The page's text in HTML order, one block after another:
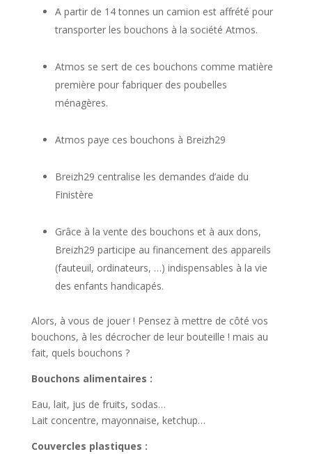
A partir de 14 tonnes un camion est affrété pour
transporter les bouchons à la société Atmos.
Atmos se sert de ces bouchons comme matière
première pour fabriquer des poubelles
ménagères.
Atmos paye ces bouchons à Breizh29
Breizh29 centralise les demandes d’aide du
Finistère
Grâce à la vente des bouchons et à aux dons,
Breizh29 participe au financement des appareils
(fauteuil, ordinateurs, …) indispensables à la vie
des enfants handicapés.
Alors, à vous de jouer ! Pensez à mettre de côté vos
bouchons, à les décrocher de leur bouteille ! mais au
fait, quels bouchons ?
Bouchons alimentaires :
Eau, lait, jus de fruits, sodas…
Lait concentre, mayonnaise, ketchup…
Couvercles plastiques :